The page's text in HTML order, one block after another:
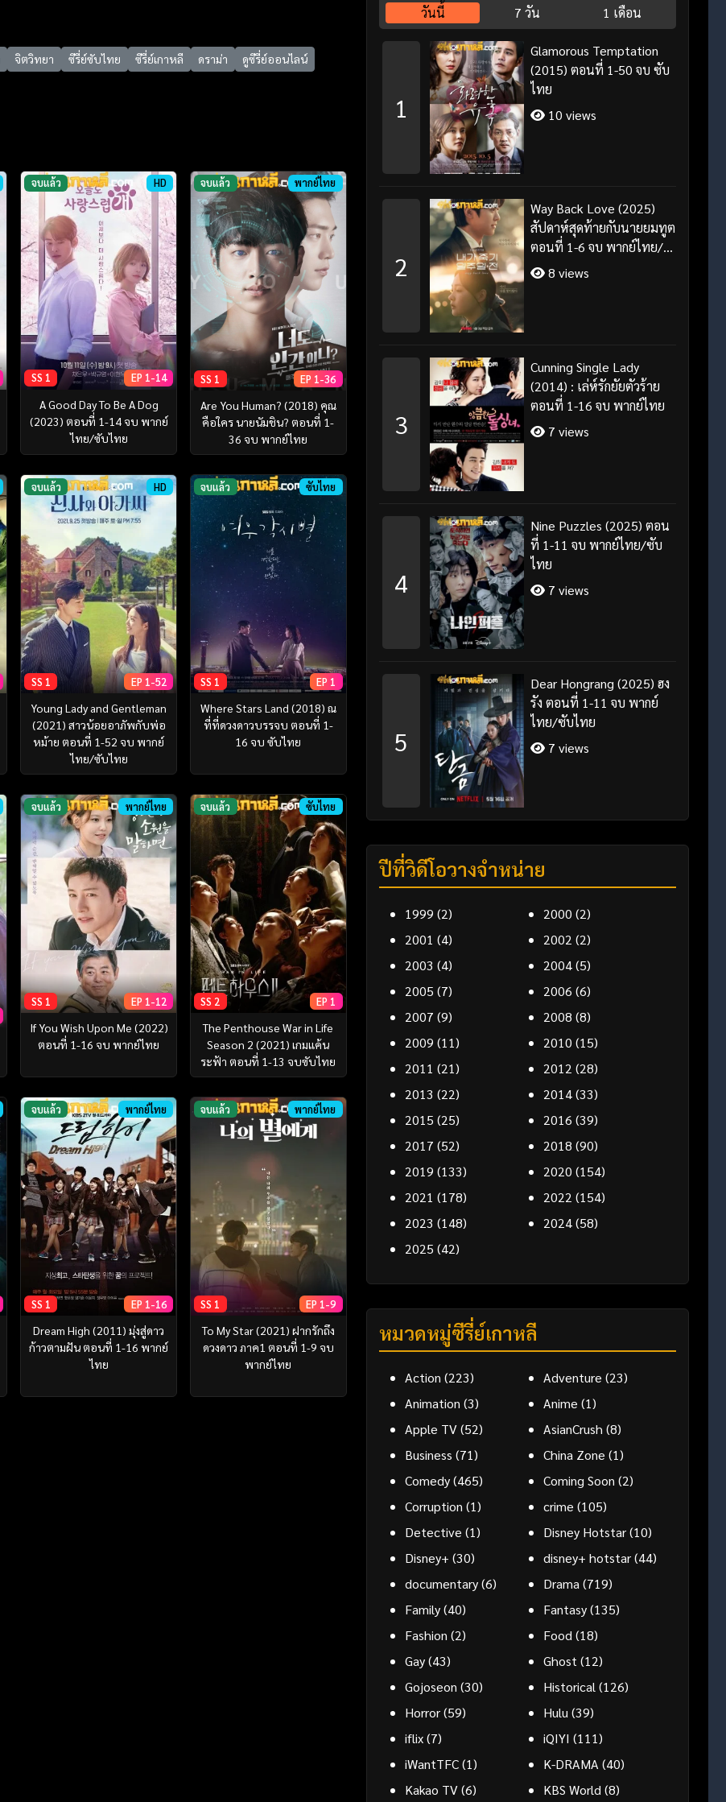
จิตวิทยา ซีรี่ย์ซับไทย ซีรี่ย์เกาหลี ดราม่า
ดูซีรี่ย์ออนไลน์
จบแล้ว HD
SS 1 EP 1-14
A Good Day To Be A Dog
(2023) ตอนที่ 1-14 จบ พากย์
ไทย/ซับไทย
จบแล้ว พากย์ไทย
SS 1 EP 1-36
Are You Human? (2018) คุณ
คือใคร นายนัมชิน? ตอนที่ 1-
36 จบ พากย์ไทย
จบแล้ว HD
SS 1 EP 1-52
Young Lady and Gentleman
(2021) สาวน้อยอาภัพกับพ่อ
หม้าย ตอนที่ 1-52 จบ พากย์
ไทย/ซับไทย
จบแล้ว ซับไทย
SS 1 EP 1
Where Stars Land (2018) ณ
ที่ที่ดวงดาวบรรจบ ตอนที่ 1-
16 จบ ซับไทย
จบแล้ว พากย์ไทย
SS 1 EP 1-12
If You Wish Upon Me (2022)
ตอนที่ 1-16 จบ พากย์ไทย
จบแล้ว ซับไทย
SS 2 EP 1
The Penthouse War in Life
Season 2 (2021) เกมแค้น
ระฟ้า ตอนที่ 1-13 จบซับไทย
จบแล้ว พากย์ไทย
SS 1 EP 1-16
Dream High (2011) มุ่งสู่ดาว
ก้าวตามฝัน ตอนที่ 1-16 พากย์
ไทย
จบแล้ว พากย์ไทย
SS 1 EP 1-9
To My Star (2021) ฝากรักถึง
ดวงดาว ภาค1 ตอนที่ 1-9 จบ
พากย์ไทย
วันนี้ 7 วัน 1 เดือน
1
Glamorous Temptation
(2015) ตอนที่ 1-50 จบ ซับ
ไทย
10 views
2
Way Back Love (2025)
สัปดาห์สุดท้ายกับนายยมทูต
ตอนที่ 1-6 จบ พากย์ไทย/
ซับไทย8 views
3
Cunning Single Lady
(2014) : เล่ห์รักยัยตัวร้าย
ตอนที่ 1-16 จบ พากย์ไทย
7 views
4
Nine Puzzles (2025) ตอน
ที่ 1-11 จบ พากย์ไทย/ซับ
ไทย
7 views
5
Dear Hongrang (2025) ฮง
รัง ตอนที่ 1-11 จบ พากย์
ไทย/ซับไทย
7 views
ปีที่วิดีโอวางจำหน่าย
1999 (2) 2000 (2)
2001 (4) 2002 (2)
2003 (4) 2004(5)
2005 (7) 2006 (6)
2007 (9) 2008 (8)
2009 (11) 2010 (15)
2011 (21) 2012 (28)
2013 (22) 2014(33)
2015 (25) 2016 (39)
2017 (52) 2018 (90)
2019 (133) 2020 (154)
2021 (178) 2022 (154)
2023 (148) 2024(58)
2025 (42)
หมวดหมู่ซีรี่ย์เกาหลี
Action (223) Adventure (23)
Animation (3) Anime (1)
Apple TV(52) AsianCrush (8)
Business (71) China Zone (1)
Comedy(465) Coming Soon (2)
Corruption (1) crime (105)
Detective (1) Disney Hotstar(10)
Disney+ (30) disney+ hotstar(44)
documentary(6) Drama (719)
Family(40) Fantasy(135)
Fashion (2) Food (18)
Gay(43) Ghost (12)
Gojoseon (30) Historical (126)
Horror(59) Hulu (39)
iflix(7) iQIYI (111)
iWantTFC(1) K-DRAMA (40)
Kakao TV(6) KBS World (8)